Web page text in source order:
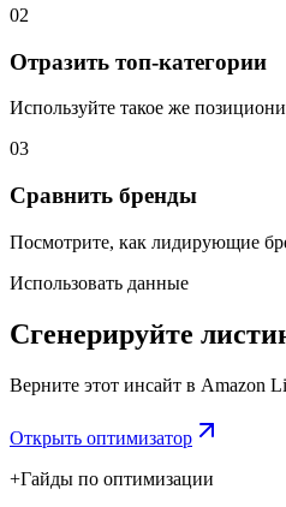
02
Отразить топ-категории
Используйте такое же
03
Сравнить бренды
Посмотрите, как лидирующие
Использовать данные
Сгенерируйте
Верните этот инсайт в Amazon
Открыть оптимизатор
+Гайды по оптимизации